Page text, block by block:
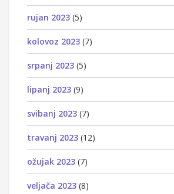
rujan 2023 (5)
kolovoz 2023 (7)
srpanj 2023 (5)
lipanj 2023 (9)
svibanj 2023 (7)
travanj 2023 (12)
ožujak 2023 (7)
veljača 2023 (8)